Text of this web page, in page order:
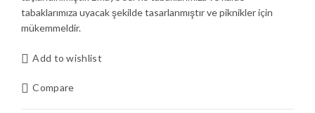
tabaklarımıza uyacak şekilde tasarlanmıştır ve piknikler için
mükemmeldir.
Add to wishlist
Compare